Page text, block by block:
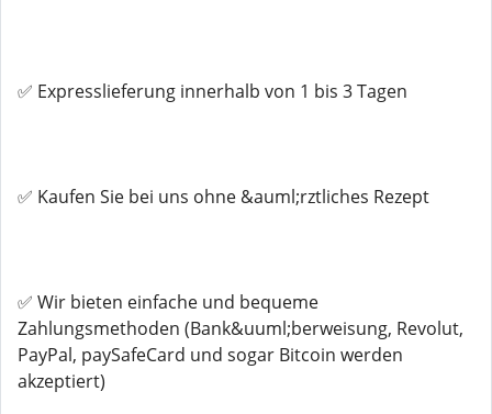
✅ Expresslieferung innerhalb von 1 bis 3 Tagen
✅ Kaufen Sie bei uns ohne &auml;rztliches Rezept
✅ Wir bieten einfache und bequeme
Zahlungsmethoden (Bank&uuml;berweisung, Revolut,
PayPal, paySafeCard und sogar Bitcoin werden
akzeptiert)